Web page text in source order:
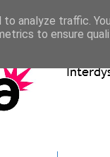
analyze traffic.
to ensure